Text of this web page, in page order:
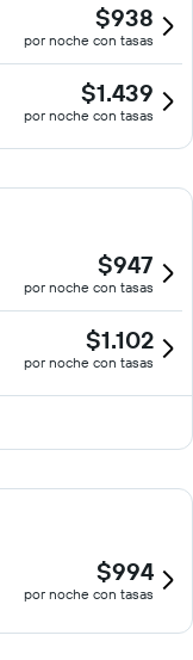
$938
por noche con tasas
$1.439
por noche con tasas
$947
por noche con tasas
$1.102
por noche con tasas
$994
por noche con tasas